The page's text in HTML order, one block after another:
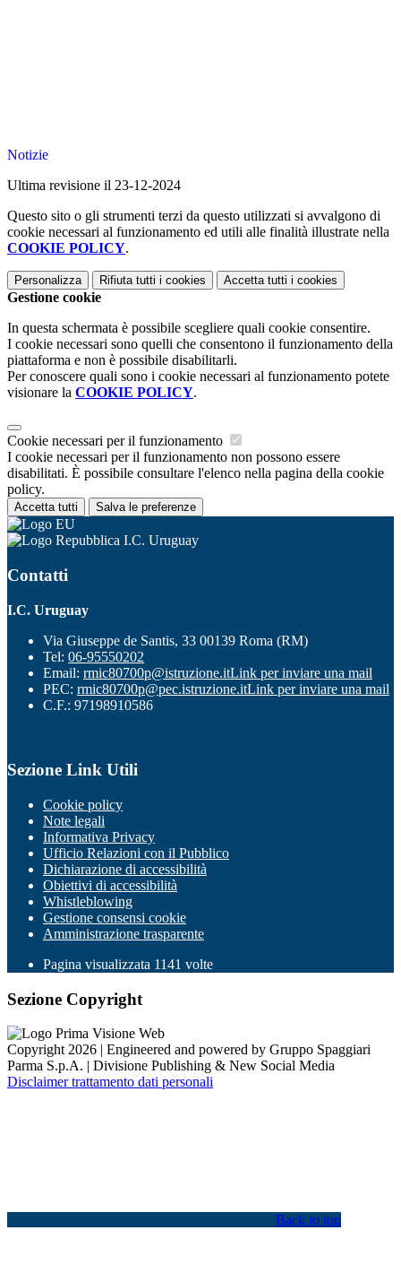
Notizie
Ultima revisione il 23-12-2024
Questo sito o gli strumenti terzi da questo utilizzati si avvalgono di
cookie necessari al funzionamento ed utili alle finalità illustrate nella
COOKIE POLICY.
Personalizza Rifiuta tutti i cookies Accetta tutti i cookies
Gestione cookie
In questa schermata è possibile scegliere quali cookie consentire.
I cookie necessari sono quelli che consentono il funzionamento della
piattaforma e non è possibile disabilitarli.
Per conoscere quali sono i cookie necessari al funzionamento potete
visionare la COOKIE POLICY.
Cookie necessari per il funzionamento
I cookie necessari per il funzionamento non possono essere
disabilitati. È possibile consultare l'elenco nella pagina della cookie
policy.
Accetta tutti Salva le preferenze
I.C. Uruguay
Contatti
I.C. Uruguay
Via Giuseppe de Santis, 33 00139 Roma (RM)
Tel: 06-95550202
Email: rmic80700p@istruzione.itLink per inviare una mail
PEC: rmic80700p@pec.istruzione.itLink per inviare una mail
C.F.: 97198910586
Sezione Link Utili
Cookie policy
Note legali
Informativa Privacy
Ufficio Relazioni con il Pubblico
Dichiarazione di accessibilità
Obiettivi di accessibilità
Whistleblowing
Gestione consensi cookie
Amministrazione trasparente
Pagina visualizzata 1141 volte
Sezione Copyright
Copyright 2026 | Engineered and powered by Gruppo Spaggiari
Parma S.p.A. | Divisione Publishing & New Social Media
Disclaimer trattamento dati personali
Back to top